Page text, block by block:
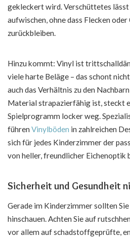
gekleckert wird. Verschüttetes lässt
aufwischen, ohne dass Flecken oder
zurückbleiben.
Hinzu kommt: Vinyl ist
viele harte Beläge – das schont
auch das Verhältnis zu den
Material strapazierfähig ist, steckt
Spielprogramm locker weg.
führen Vinylböden in zahlreichen
sich für jedes Kinderzimmer der
von heller, freundlicher Eichenoptik
Sicherheit und Gesundheit
Gerade im Kinderzimmer sollten
hinschauen. Achten Sie auf
vor allem auf schadstoffgeprüfte,